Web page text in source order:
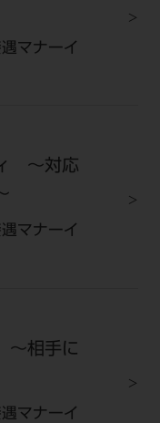
マナーイ
～対応
マナーイ
～相手に
マナーイ